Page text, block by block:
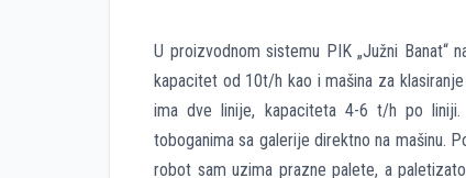
U proizvodnom sistemu PIK „Južni Banat“
kapacitet od 10t/h kao i mašina za
ima dve linije, kapaciteta 4-6 t/h po
toboganima sa galerije direktno na mašinu.
robot sam uzima prazne palete, a